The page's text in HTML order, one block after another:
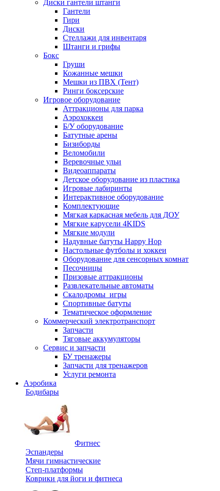
Диски гантели штанги
Гантели
Гири
Диски
Стеллажи для инвентаря
Штанги и грифы
Бокс
Груши
Кожанные мешки
Мешки из ПВХ (Тент)
Ринги боксерские
Игровое оборудование
Аттракционы для парка
Аэрохоккеи
Б/У оборудование
Батутные арены
Бизиборды
Веломобили
Веревочные ульи
Видеоаппараты
Детское оборудование из пластика
Игровые лабиринты
Интерактивное оборудование
Комплектующие
Мягкая каркасная мебель для ДОУ
Мягкие карусели 4KIDS
Мягкие модули
Надувные батуты Happy Hop
Настольные футболы и хоккеи
Оборудование для сенсорных комнат
Песочницы
Призовые аттракционы
Развлекательные автоматы
Скалодромы_игры
Спортивные батуты
Тематическое оформление
Коммерческий электротранспорт
Запчасти
Тяговые аккумуляторы
Сервис и запчасти
БУ тренажеры
Запчасти для тренажеров
Услуги ремонта
Аэробика
Бодибары
Фитнес
Эспандеры
Мячи гимнастические
Степ-платформы
Коврики для йоги и фитнеса